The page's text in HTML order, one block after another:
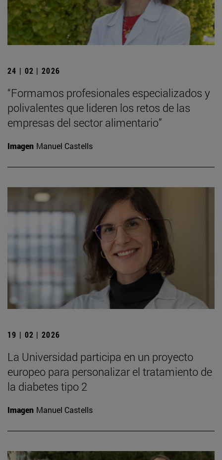
24 | 02 | 2026
“Formamos profesionales especializados y
polivalentes que lideren los retos de las
empresas del sector alimentario”
Imagen Manuel Castells
19 | 02 | 2026
La Universidad participa en un proyecto
europeo para personalizar el tratamiento de
la diabetes tipo 2
Imagen Manuel Castells